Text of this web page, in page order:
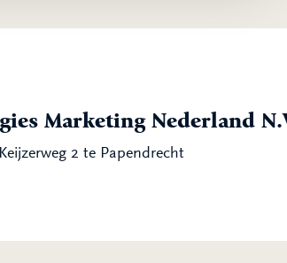
Marketing Nederland
2 te Papendrecht